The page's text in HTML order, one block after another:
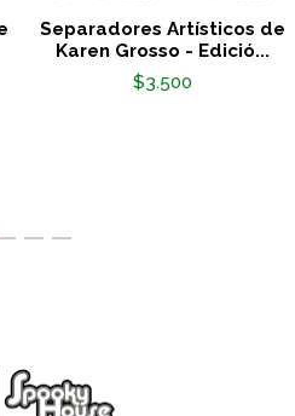
Separadores Artísticos de
Karen Grosso - Edició...
$3.500